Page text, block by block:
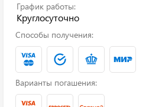
График работы:
Круглосуточно
Способы получения:
Варианты погашения: